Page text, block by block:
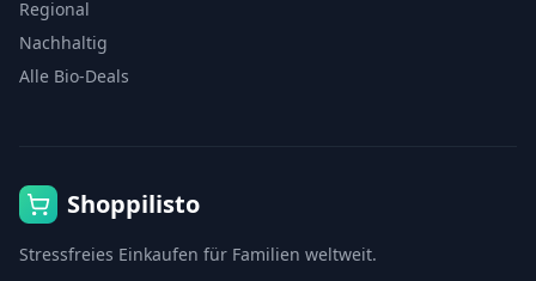
Regional
Nachhaltig
Alle Bio-Deals
Shoppilisto
Stressfreies Einkaufen für Familien weltweit.